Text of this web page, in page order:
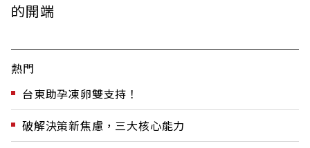
的開端
熱門
台東助孕凍卵雙支持！
破解決策新焦慮，三大核心能力